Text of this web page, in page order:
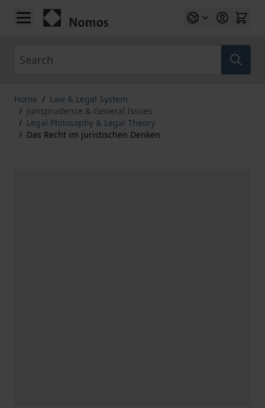
Skip to Content
Home / Law & Legal System
/ Jurisprudence & General Issues
/ Legal Philosophy & Legal Theory
/ Das Recht im juristischen Denken